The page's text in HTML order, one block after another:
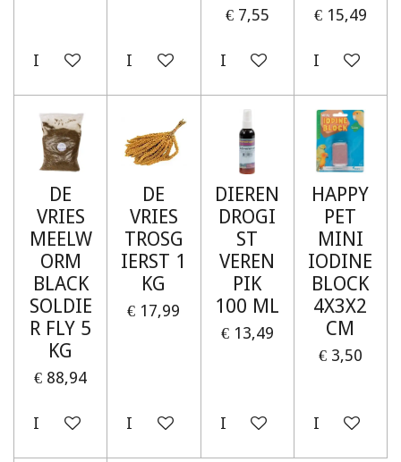
In winkelwagenIn winkelwagen
€ 7,55
In winkelwagen
€ 15,49
In
DE
VRIES
MEELW
ORM
BLACK
SOLDIE
R FLY 5
KG
€ 88,94
In winkelwagen
DE
VRIES
TROSG
IERST 1
KG
€ 17,99
In winkelwagen
DIEREN
DROGI
ST
VEREN
PIK
100 ML
€ 13,49
In winkelwagen
HAPPY
PET
MINI
IODINE
BLOCK
4X3X2
CM
€ 3,50
In